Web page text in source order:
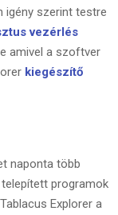
igény szerint testre
vezérlés
amivel a szoftver
kiegészítő
naponta több
programok
Explorer a